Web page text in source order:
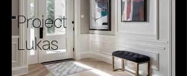
Project
Lukas